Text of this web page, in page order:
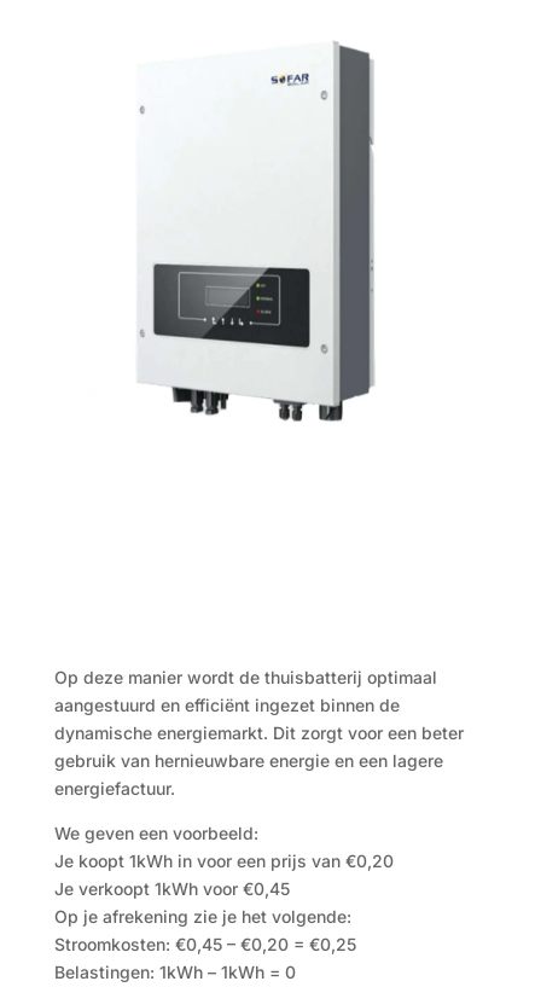
Op deze manier wordt de thuisbatterij optimaal
aangestuurd en efficiënt ingezet binnen de
dynamische energiemarkt. Dit zorgt voor een beter
gebruik van hernieuwbare energie en een lagere
energiefactuur.
We geven een voorbeeld:
Je koopt 1kWh in voor een prijs van €0,20
Je verkoopt 1kWh voor €0,45
Op je afrekening zie je het volgende:
Stroomkosten: €0,45 – €0,20 = €0,25
Belastingen: 1kWh – 1kWh = 0